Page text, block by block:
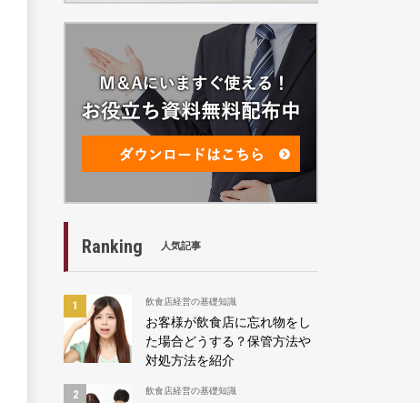
Ranking 人気記事
飲食店経営の基礎知識
お客様が飲食店に忘れ物をし
た場合どうする？保管方法や
対処方法を紹介
飲食店経営の基礎知識